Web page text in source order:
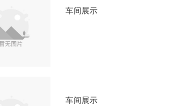
车间展示
车间展示